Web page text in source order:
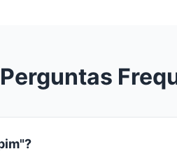
Perguntas